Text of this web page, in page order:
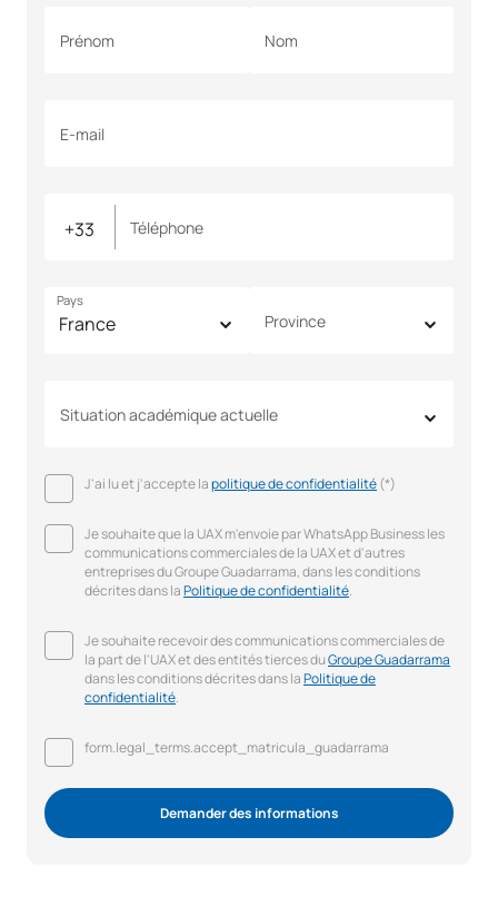
Prénom Nom
E-mail
Téléphone
Pays
Province
Situation académique actuelle
J'ai lu et j'accepte lapolitique de confidentialité(*)
Je souhaite que la UAX m'envoie par WhatsApp Business les
communications commerciales de la UAX et d'autres
entreprises du Groupe Guadarrama, dans les conditions
décrites dans laPolitique de confidentialité.
Je souhaite recevoir des communications commerciales de
la part de l'UAX et des entités tierces duGroupe Guadarrama
dans les conditions décrites dans laPolitique de
confidentialité.
form.legal_terms.accept_matricula_guadarrama
Demander des informations